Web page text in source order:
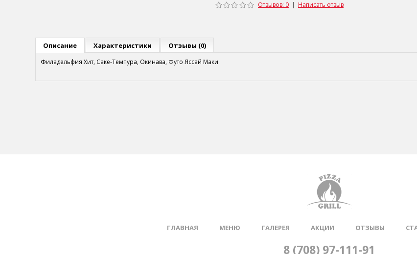
Отзывов: 0| Написать отзыв
Описание Характеристики Отзывы (0)
Филадельфия Хит, Саке-Темпура, Окинава, Футо Яссай Маки
ГЛАВНАЯ МЕНЮ ГАЛЕРЕЯ АКЦИИ ОТЗЫВЫ
8 (708) 97-111-91